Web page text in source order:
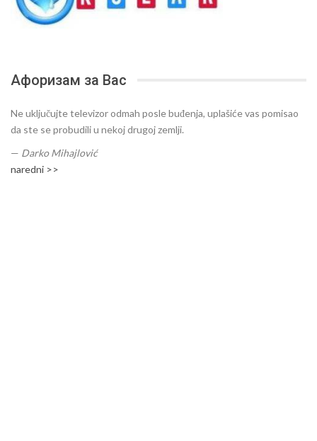
Афоризам за Вас
Ne uključujte televizor odmah posle buđenja, uplašiće vas pomisao
da ste se probudili u nekoj drugoj zemlji.
— Darko Mihajlović
naredni >>